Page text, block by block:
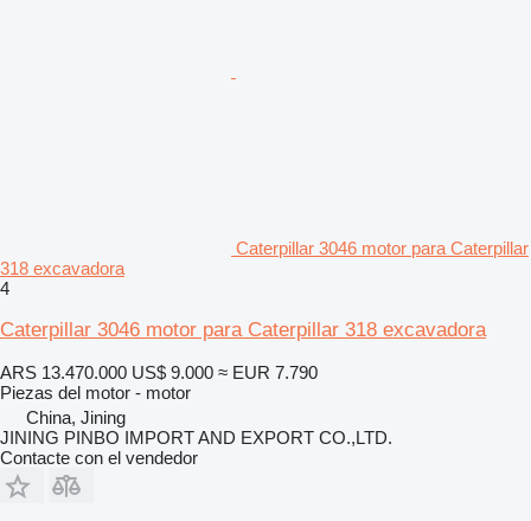
Caterpillar 3046 motor para Caterpillar
318 excavadora
4
Caterpillar 3046 motor para Caterpillar 318 excavadora
ARS 13.470.000 US$ 9.000 ≈ EUR 7.790
Piezas del motor - motor
China, Jining
JINING PINBO IMPORT AND EXPORT CO.,LTD.
Contacte con el vendedor